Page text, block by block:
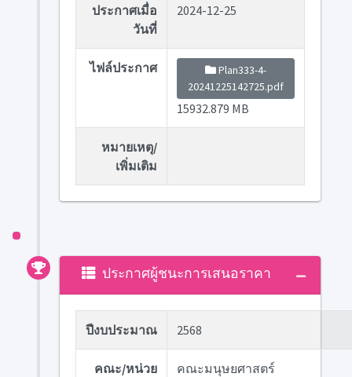
ประกาศเมื่อ
วันที่
2024-12-25
ไฟล์ประกาศ
Plan333-4-
20241225142725.pdf
15932.879 MB
หมายเหตุ/
เพิ่มเติม
ประกาศผู้ชนะการเสนอราคา
ปีงบประมาณ 2568
คณะ/หน่วย
คณะมนุษยศาสตร์